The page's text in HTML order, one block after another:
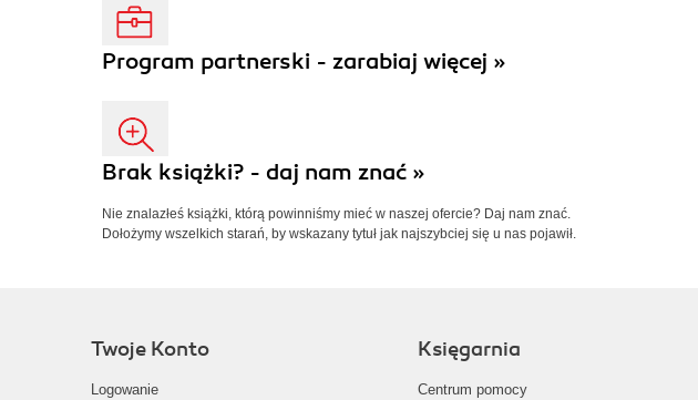
Program partnerski - zarabiaj więcej »
Brak książki? - daj nam znać »
Nie znalazłeś książki, którą powinniśmy mieć w naszej ofercie? Daj nam znać.
Dołożymy wszelkich starań, by wskazany tytuł jak najszybciej się u nas pojawił.
Twoje Konto
Logowanie
Księgarnia
Centrum pomocy